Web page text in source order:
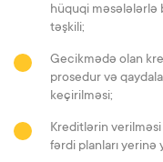
hüquqi məsələlərlə
təşkili;
Gecikmədə olan
prosedur və
keçirilməsi;
Kreditlərin verilməsi
fərdi planları yerinə